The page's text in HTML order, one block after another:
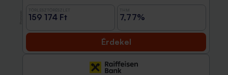
159 174 Ft 7,77%
Érdekel